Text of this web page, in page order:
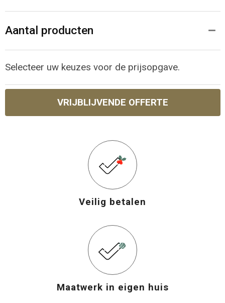
Aantal producten
Selecteer uw keuzes voor de prijsopgave.
VRIJBLIJVENDE OFFERTE
Veilig betalen
Maatwerk in eigen huis